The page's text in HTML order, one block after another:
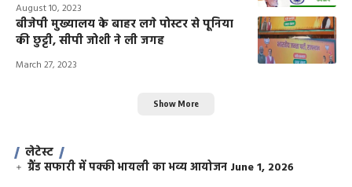
August 10, 2023
बीजेपी मुख्यालय के बाहर लगे पोस्टर से पूनिया
की छुट्टी, सीपी जोशी ने ली जगह
March 27, 2023
Show More
लेटेस्ट
ग्रैंड सफारी में पक्की भायली का भव्य आयोजन June 1, 2026